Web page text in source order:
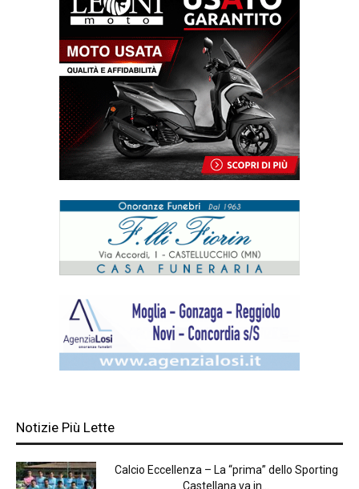
Notizie Più Lette
Calcio Eccellenza – La “prima” dello Sporting
Castellana va in...